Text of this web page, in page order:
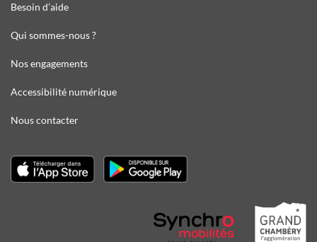
Besoin d’aide
Qui sommes-nous ?
Nos engagements
Accessibilité numérique
Nous contacter